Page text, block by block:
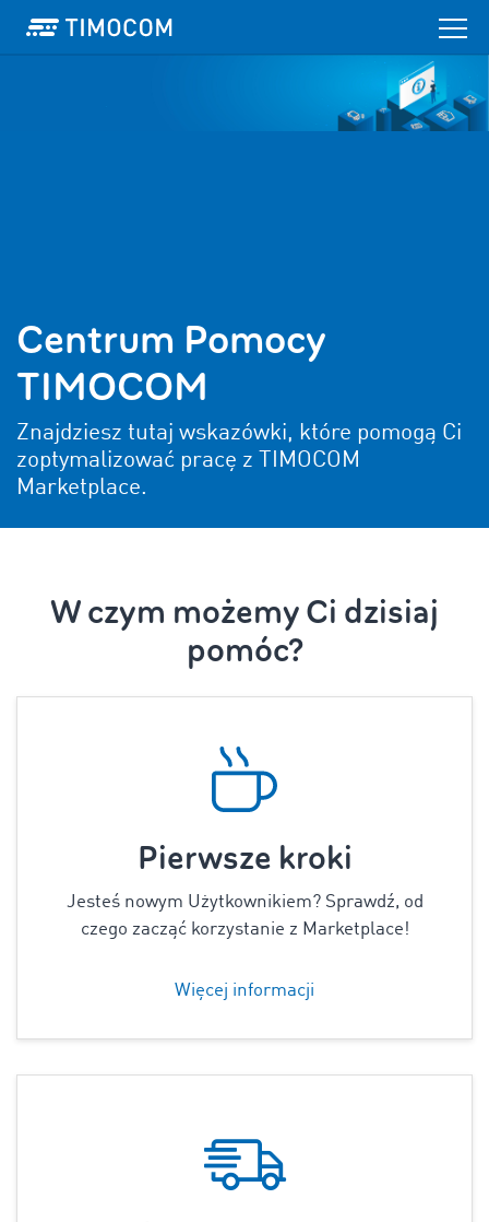
Centrum Pomocy
TIMOCOM
Znajdziesz tutaj wskazówki, które pomogą Ci
zoptymalizować pracę z TIMOCOM
Marketplace.
W czym możemy Ci dzisiaj
pomóc?
Pierwsze kroki
Jesteś nowym Użytkownikiem? Sprawdź, od
czego zacząć korzystanie z Marketplace!
Więcej informacji